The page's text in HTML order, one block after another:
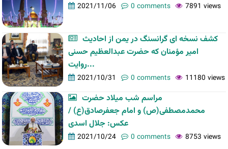
2021/11/06 0 comments 7891 views
کشف نسخه ای گرانسنگ در یمن از احادیث
امیر مؤمنان که حضرت عبدالعظیم حسنی
روایت...
2021/10/31 0 comments 11180 views
مراسم شب میلاد حضرت
محمدمصطفی(ص) و امام جعفرصادق(ع) /
عکس: جلال اسدی
2021/10/24 0 comments 8753 views